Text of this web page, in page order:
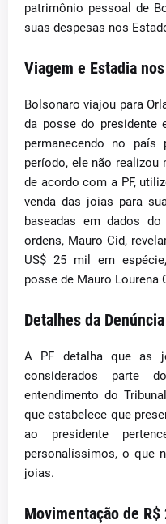
patrimônio pessoal de
suas despesas nos
Viagem e Estadia nos
Bolsonaro viajou para
da posse do presidente
permanecendo no
período, ele não realizou
de acordo com a PF,
venda das joias para
baseadas em dados
ordens, Mauro Cid,
US$ 25 mil em
posse de Mauro Lourena
Detalhes da Denúncia
A PF detalha que as
considerados parte
entendimento do
que estabelece que
ao presidente
personalíssimos, o que
joias.
Movimentação de